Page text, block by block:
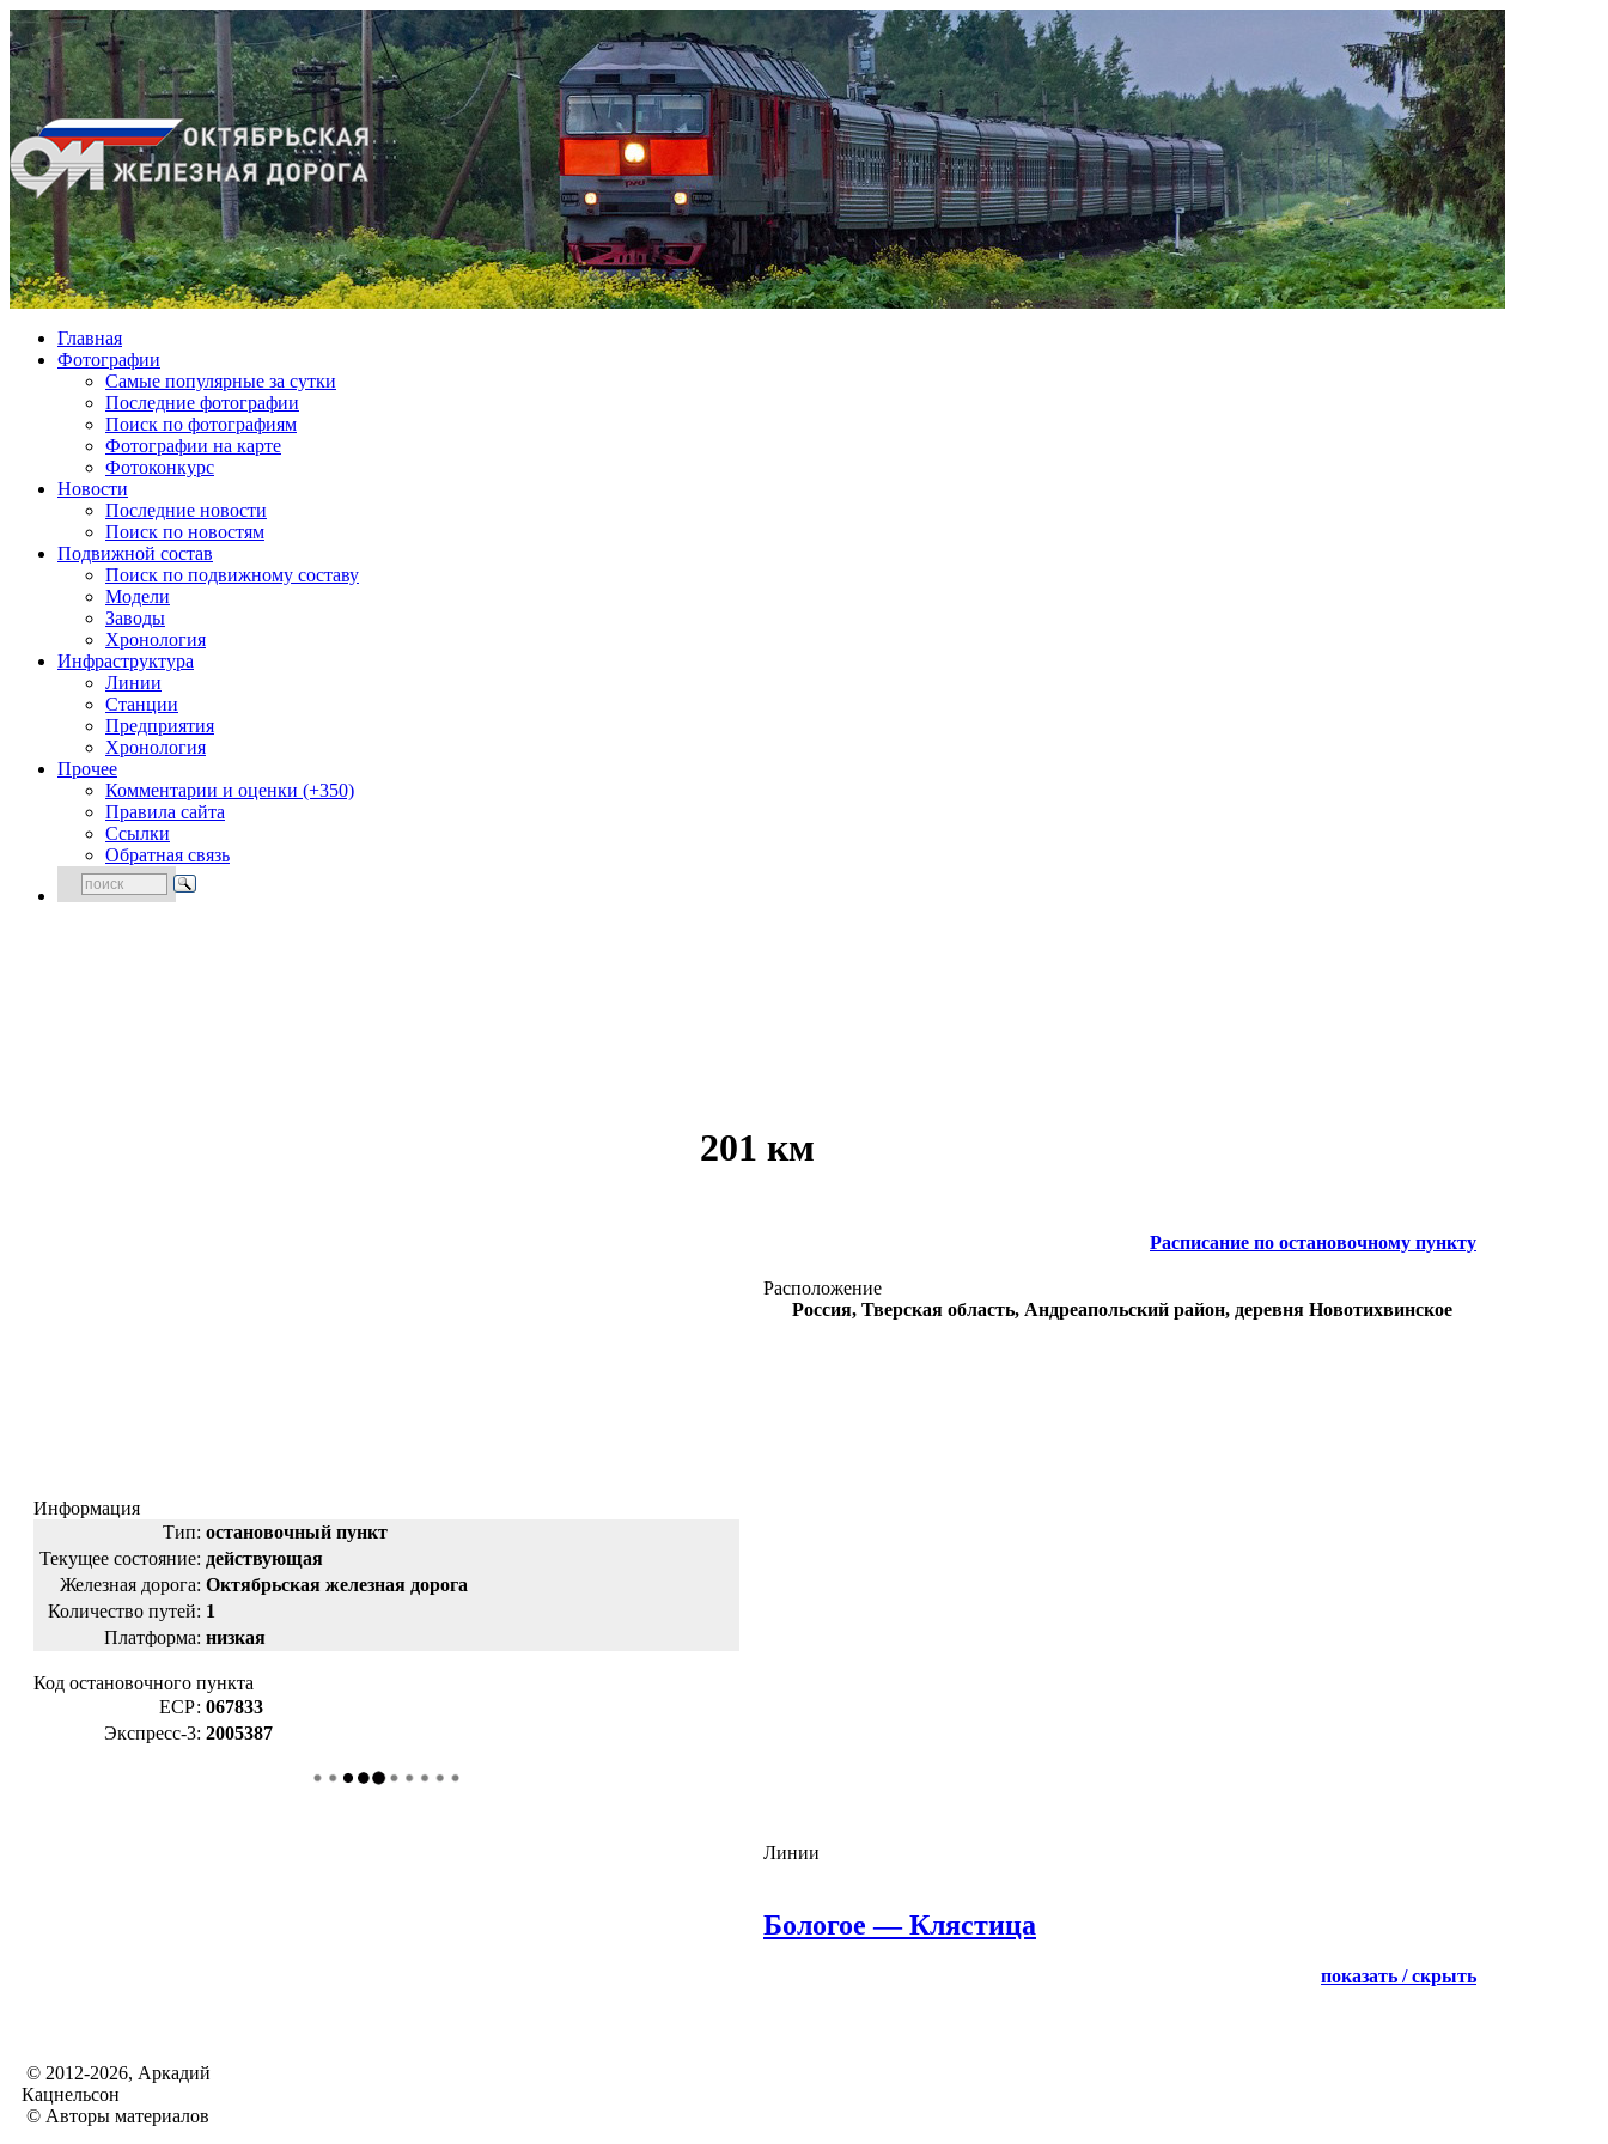
Главная
Фотографии
Cамые популярные за сутки
Последние фотографии
Поиск по фотографиям
Фотографии на карте
Фотоконкурс
Новости
Последние новости
Поиск по новостям
Подвижной состав
Поиск по подвижному составу
Модели
Заводы
Хронология
Инфраструктура
Линии
Станции
Предприятия
Хронология
Прочее
Комментарии и оценки (+350)
Правила сайта
Ссылки
Обратная связь
201 км
Расписание по остановочному пункту
Информация
Тип: остановочный пункт
Текущее состояние: действующая
Железная дорога: Октябрьская железная дорога
Количество путей: 1
Платформа: низкая
Код остановочного пункта
ЕСР: 067833
Экспресс-3: 2005387
Расположение
Россия, Тверская область, Андреапольский район, деревня Новотихвинское
Линии
Бологое — Клястица
показать / скрыть
© 2012-2026, Аркадий
Кацнельсон
© Авторы материалов